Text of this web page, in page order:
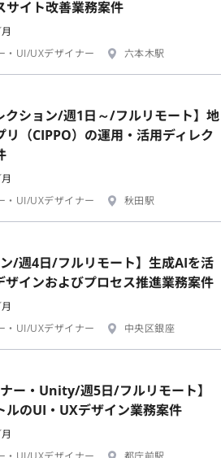
サイト改善業務案件
・UI/UXデザイナー
六本木駅
クション/週1日～/フルリモート】地
リ（CIPPO）の運用・活用ディレク
・UI/UXデザイナー
秋田駅
ン/週4日/フルリモート】生成AIを活
インおよびプロセス推進業務案件
・UI/UXデザイナー
中央区銀座
ナー・Unity/週5日/フルリモート】
ルのUI・UXデザイン業務案件